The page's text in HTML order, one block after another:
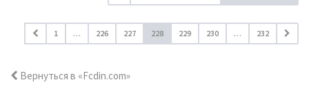
1 … 226 227 228 229 230 … 232
Вернуться в «Fcdin.com»